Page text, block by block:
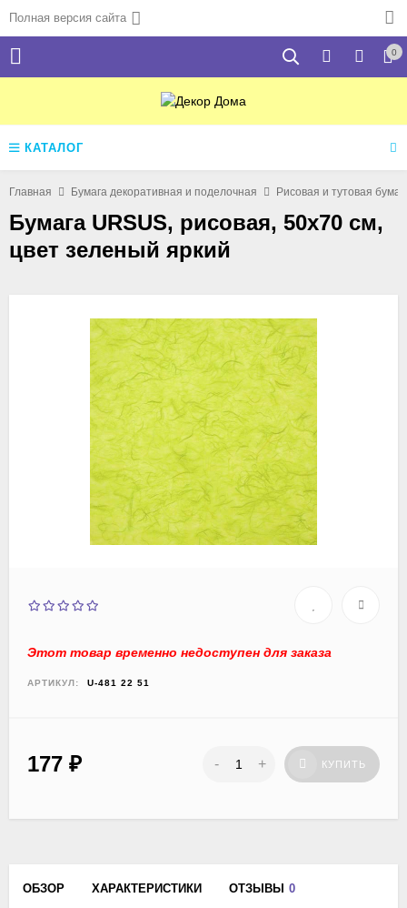
Полная версия сайта
0
КАТАЛОГ
Главная Бумага декоративная и поделочная Рисовая и тутовая
Бумага URSUS, рисовая, 50х70 см,
цвет зеленый яркий
Этот товар временно недоступен для заказа
АРТИКУЛ: U-481 22 51
177 ₽ - + КУПИТЬ
ОБЗОР ХАРАКТЕРИСТИКИ ОТЗЫВЫ 0